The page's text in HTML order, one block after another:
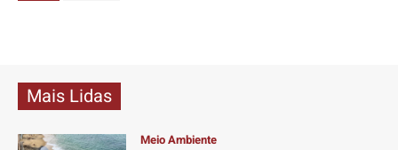
Mais Lidas
Meio Ambiente